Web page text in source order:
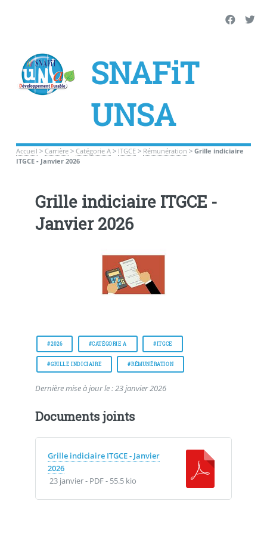
SNAFiT
UNSA
Accueil > Carrière> Catégorie A> ITGCE> Rémunération > Grille indiciaire
ITGCE - Janvier 2026
Grille indiciaire ITGCE -
Janvier 2026
#2026 #CATÉGORIE A #ITGCE
#GRILLE INDICIAIRE #RÉMUNÉRATION
Dernière mise à jour le : 23 janvier 2026
Documents joints
Grille indiciaire ITGCE - Janvier
2026
23 janvier- PDF- 55.5 kio